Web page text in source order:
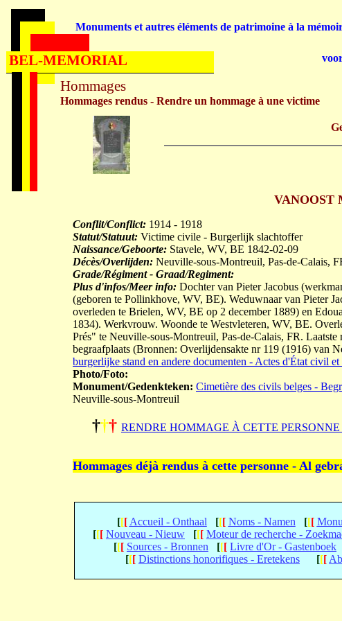
VANOOST
Conflit/Conflict: 1914 - 1918
Statut/Statuut: Victime civile - Burgerlijk slachtoffer
Naissance/Geboorte: Stavele, WV, BE 1842-02-09
Décès/Overlijden: Neuville-sous-Montreuil, Pas-de-Calais,
Grade/Régiment - Graad/Regiment:
Plus d'infos/Meer info: Dochter van Pieter Jacobus
(geboren te Pollinkhove, WV, BE). Weduwnaar van Pieter
overleden te Brielen, WV, BE op 2 december 1889) en
1834). Werkvrouw. Woonde te Westvleteren, WV, BE.
Prés" te Neuville-sous-Montreuil, Pas-de-Calais, FR.
begraafplaats (Bronnen: Overlijdensakte nr 119 (1916) van
burgerlijke stand en andere documenten - Actes d'État civil et
Photo/Foto:
Monument/Gedenkteken: Cimetière des civils belges -
Neuville-sous-Montreuil
††† RENDRE HOMMAGE À CETTE
Hommages déjà rendus à cette personne - Al
[[[ Accueil - Onthaal [[[ Noms - Namen [[[
[[[ Nouveau - Nieuw [[[ Moteur de recherche -
[[[ Sources - Bronnen [[[ Livre d'Or - Gastenboek
[[[ Distinctions honorifiques - Eretekens [[[
Hommages
Hommages rendus - Rendre un hommage à une victime
Monuments et autres éléments de patrimoine à la
BEL-MEMORIAL